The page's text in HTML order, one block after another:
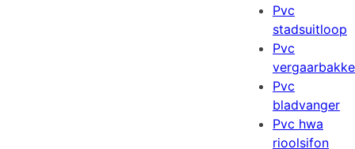
Pvc
stadsuitloop
Pvc
Pvc
bladvanger
Pvc hwa
rioolsifon